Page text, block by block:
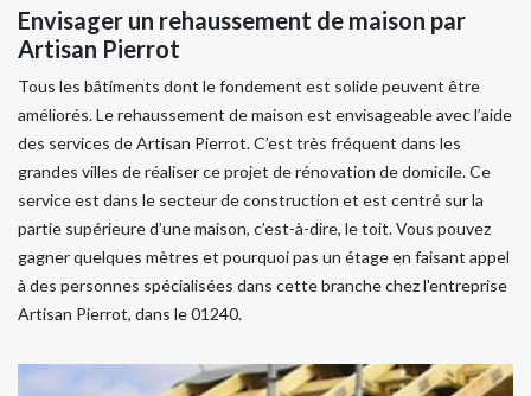
Envisager un rehaussement de maison par
Artisan Pierrot
Tous les bâtiments dont le fondement est solide peuvent être
améliorés. Le rehaussement de maison est envisageable avec l’aide
des services de Artisan Pierrot. C’est très fréquent dans les
grandes villes de réaliser ce projet de rénovation de domicile. Ce
service est dans le secteur de construction et est centré sur la
partie supérieure d’une maison, c’est-à-dire, le toit. Vous pouvez
gagner quelques mètres et pourquoi pas un étage en faisant appel
à des personnes spécialisées dans cette branche chez l'entreprise
Artisan Pierrot, dans le 01240.